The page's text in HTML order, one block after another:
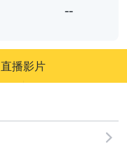
--
直播影片